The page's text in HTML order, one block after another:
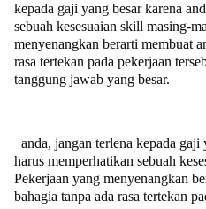
kepada gaji yang besar karena
sebuah kesesuaian skill masing-
menyenangkan berarti membuat
rasa tertekan pada pekerjaan
tanggung jawab yang besar.
anda, jangan terlena kepada gaji
harus memperhatikan sebuah
Pekerjaan yang menyenangkan
bahagia tanpa ada rasa tertekan